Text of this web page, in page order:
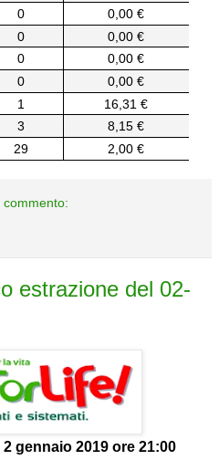
0
0,00 €
0
0,00 €
0
0,00 €
0
0,00 €
1
16,31 €
3
8,15 €
29 2,00 €
commento:
estrazione del 02-
2 gennaio 2019 ore 21:00